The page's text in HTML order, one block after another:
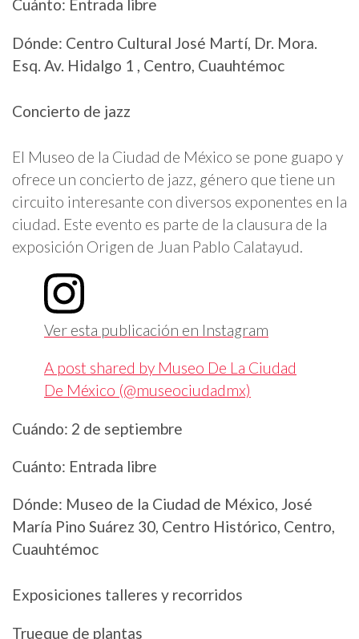
Cuánto: Entrada libre
Dónde: Centro Cultural José Martí, Dr. Mora.
Esq. Av. Hidalgo 1 , Centro, Cuauhtémoc
Concierto de jazz
El Museo de la Ciudad de México se pone guapo y
ofrece un concierto de jazz, género que tiene un
circuito interesante con diversos exponentes en la
ciudad. Este evento es parte de la clausura de la
exposición Origen de Juan Pablo Calatayud.
Ver esta publicación en Instagram
A post shared by Museo De La Ciudad
De México (@museociudadmx)
Cuándo: 2 de septiembre
Cuánto: Entrada libre
Dónde: Museo de la Ciudad de México, José
María Pino Suárez 30, Centro Histórico, Centro,
Cuauhtémoc
Exposiciones talleres y recorridos
Trueque de plantas